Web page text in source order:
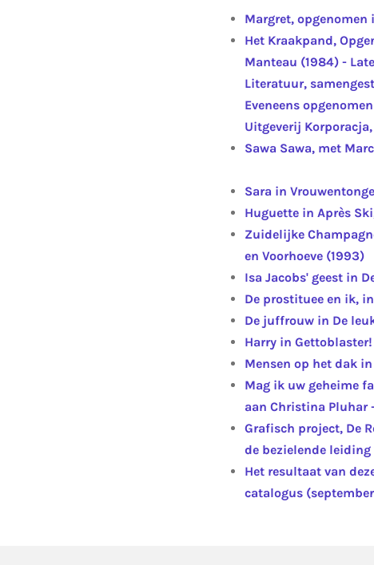
Margret, opgenomen
Het Kraakpand,
Manteau (1984) -
Literatuur,
Eveneens
Uitgeverij
Sawa Sawa, met
Sara in
Huguette in Après
Zuidelijke
en
Isa Jacobs' geest in
De prostituee en ik,
De juffrouw in De
Harry in
Mensen op het dak
Mag ik uw geheime
aan Christina Pluhar
Grafisch project, De
de bezielende leiding
Het resultaat van
catalogus